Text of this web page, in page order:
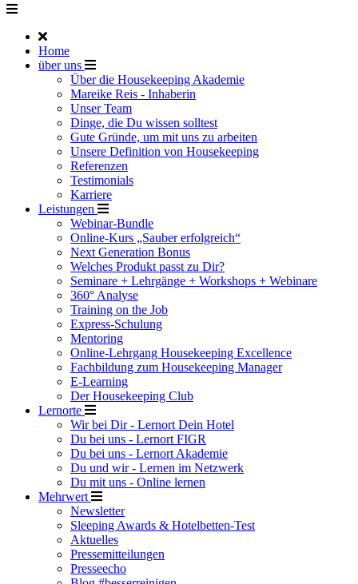
Home
über uns
Über die Housekeeping Akademie
Mareike Reis - Inhaberin
Unser Team
Dinge, die Du wissen solltest
Gute Gründe, um mit uns zu arbeiten
Unsere Definition von Housekeeping
Referenzen
Testimonials
Karriere
Leistungen
Webinar-Bundle
Online-Kurs „Sauber erfolgreich“
Next Generation Bonus
Welches Produkt passt zu Dir?
Seminare + Lehrgänge + Workshops + Webinare
360° Analyse
Training on the Job
Express-Schulung
Mentoring
Online-Lehrgang Housekeeping Excellence
Fachbildung zum Housekeeping Manager
E-Learning
Der Housekeeping Club
Lernorte
Wir bei Dir - Lernort Dein Hotel
Du bei uns - Lernort FIGR
Du bei uns - Lernort Akademie
Du und wir - Lernen im Netzwerk
Du mit uns - Online lernen
Mehrwert
Newsletter
Sleeping Awards & Hotelbetten-Test
Aktuelles
Pressemitteilungen
Presseecho